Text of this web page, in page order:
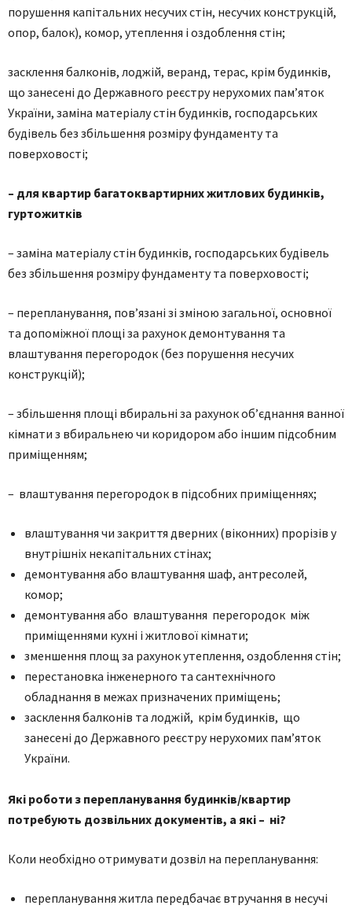
порушення капітальних несучих стін, несучих конструкцій,
опор, балок), комор, утеплення і оздоблення стін;
засклення балконів, лоджій, веранд, терас, крім будинків,
що занесені до Державного реєстру нерухомих пам’яток
України, заміна матеріалу стін будинків, господарських
будівель без збільшення розміру фундаменту та
поверховості;
– для квартир багатоквартирних житлових будинків,
гуртожитків
– заміна матеріалу стін будинків, господарських будівель
без збільшення розміру фундаменту та поверховості;
– перепланування, пов’язані зі зміною загальної, основної
та допоміжної площі за рахунок демонтування та
влаштування перегородок (без порушення несучих
конструкцій);
– збільшення площі вбиральні за рахунок об’єднання ванної
кімнати з вбиральнею чи коридором або іншим підсобним
приміщенням;
– влаштування перегородок в підсобних приміщеннях;
влаштування чи закриття дверних (віконних) прорізів у
внутрішніх некапітальних стінах;
демонтування або влаштування шаф, антресолей,
комор;
демонтування або влаштування перегородок між
приміщеннями кухні і житлової кімнати;
зменшення площ за рахунок утеплення, оздоблення стін;
перестановка інженерного та сантехнічного
обладнання в межах призначених приміщень;
засклення балконів та лоджій, крім будинків, що
занесені до Державного реєстру нерухомих пам’яток
України.
Які роботи з перепланування будинків/квартир
потребують дозвільних документів, а які – ні?
Коли необхідно отримувати дозвіл на перепланування:
перепланування житла передбачає втручання в несучі